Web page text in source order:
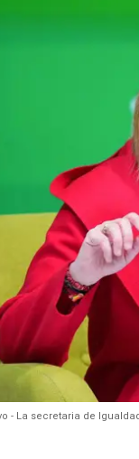
- La secretaria de